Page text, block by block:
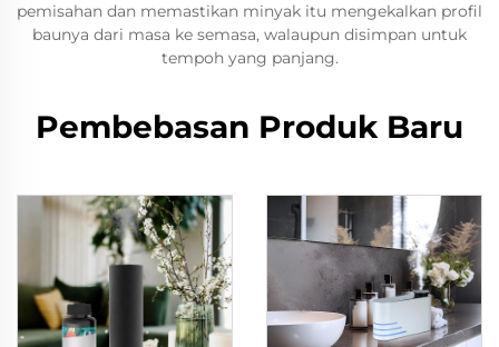
pemisahan dan memastikan minyak itu mengekalkan profil
baunya dari masa ke semasa, walaupun disimpan untuk
tempoh yang panjang.
Pembebasan Produk Baru